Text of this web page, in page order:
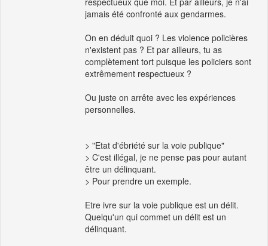
jamais été confronté aux gendarmes.
On en déduit quoi ? Les violence policières
n'existent pas ? Et par ailleurs, tu as
complètement tort puisque les policiers sont
extrêmement respectueux ?
Ou juste on arrête avec les expériences
personnelles.
> "Etat d'ébriété sur la voie publique"
> C'est illégal, je ne pense pas pour autant
être un délinquant.
> Pour prendre un exemple.
Etre ivre sur la voie publique est un délit.
Quelqu'un qui commet un délit est un
délinquant.